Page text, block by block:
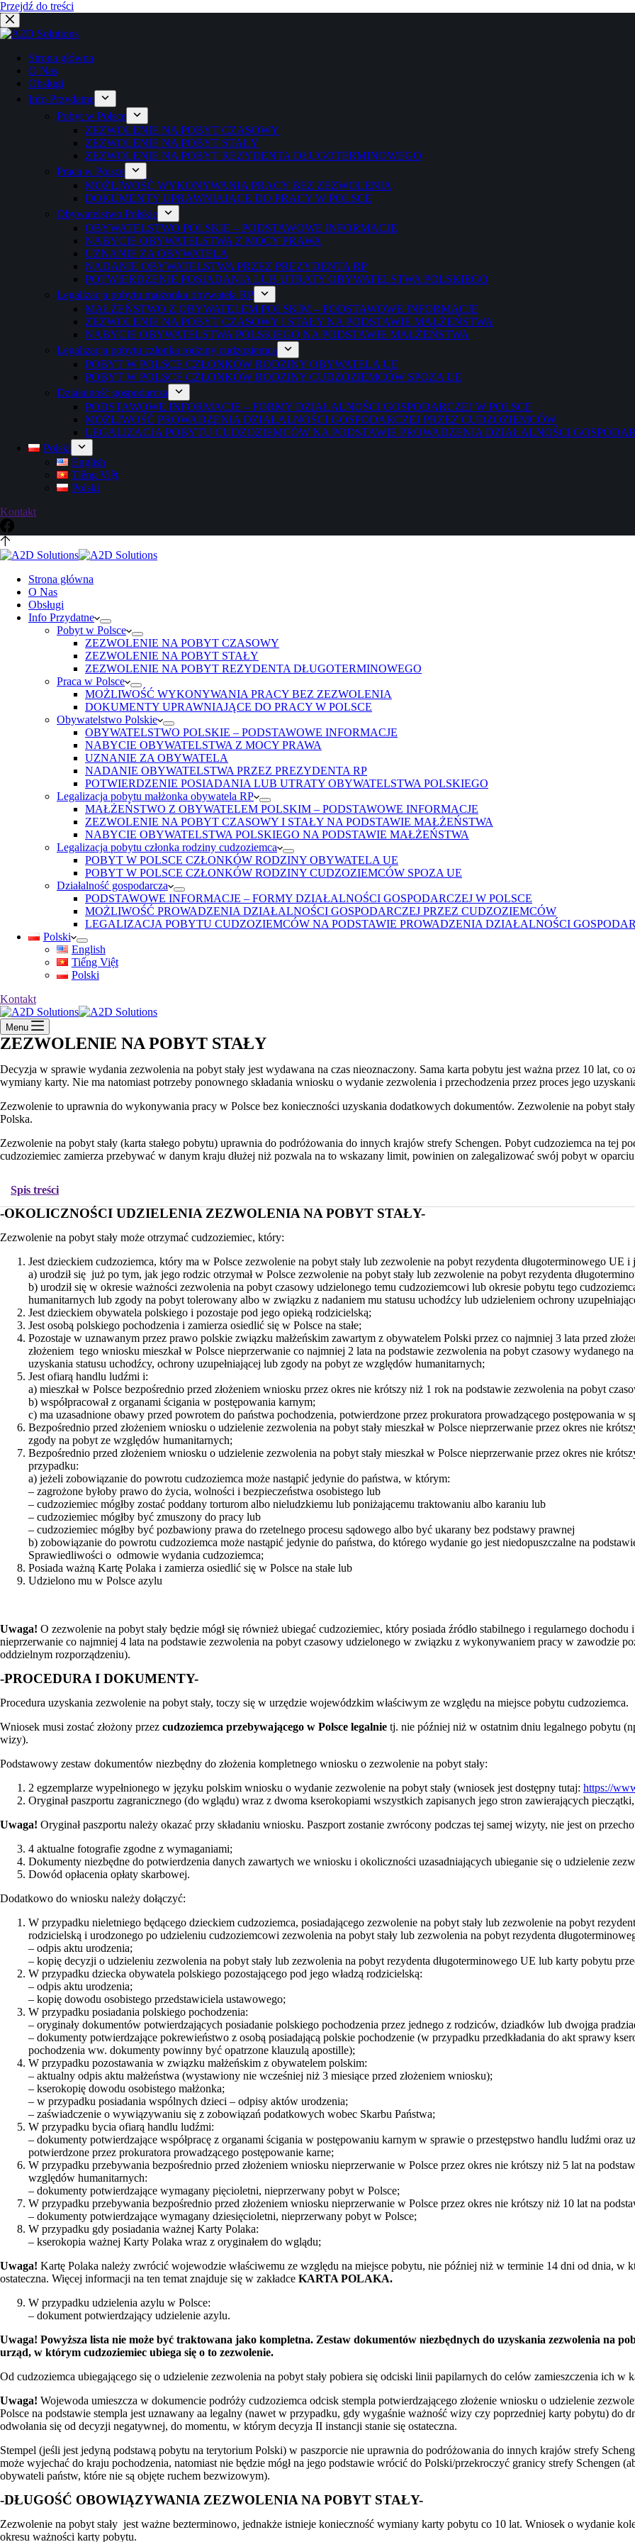
Przejdź do treści
Strona główna
O Nas
Obsługi
Info Przydatne
Pobyt w Polsce
ZEZWOLENIE NA POBYT CZASOWY
ZEZWOLENIE NA POBYT STAŁY
ZEZWOLENIE NA POBYT REZYDENTA DŁUGOTERMINOWEGO
Praca w Polsce
MOŻLIWOŚĆ WYKONYWANIA PRACY BEZ ZEZWOLENIA
DOKUMENTY UPRAWNIAJĄCE DO PRACY W POLSCE
Obywatelstwo Polskie
OBYWATELSTWO POLSKIE – PODSTAWOWE INFORMACJE
NABYCIE OBYWATELSTWA Z MOCY PRAWA
UZNANIE ZA OBYWATELA
NADANIE OBYWATELSTWA PRZEZ PREZYDENTA RP
POTWIERDZENIE POSIADANIA LUB UTRATY OBYWATELSTWA POLSKIEGO
Legalizacja pobytu małżonka obywatela RP
MAŁŻEŃSTWO Z OBYWATELEM POLSKIM – PODSTAWOWE INFORMACJE
ZEZWOLENIE NA POBYT CZASOWY I STAŁY NA PODSTAWIE MAŁŻEŃSTWA
NABYCIE OBYWATELSTWA POLSKIEGO NA PODSTAWIE MAŁŻEŃSTWA
Legalizacja pobytu członka rodziny cudzoziemca
POBYT W POLSCE CZŁONKÓW RODZINY OBYWATELA UE
POBYT W POLSCE CZŁONKÓW RODZINY CUDZOZIEMCÓW SPOZA UE
Działalność gospodarcza
PODSTAWOWE INFORMACJE – FORMY DZIAŁALNOŚCI GOSPODARCZEJ W POLSCE
MOŻLIWOŚĆ PROWADZENIA DZIAŁALNOŚCI GOSPODARCZEJ PRZEZ CUDZOZIEMCÓW
LEGALIZACJA POBYTU CUDZOZIEMCÓW NA PODSTAWIE PROWADZENIA DZIAŁALNOŚCI
Polski
English
Tiếng Việt
Polski
Kontakt
Strona główna
O Nas
Obsługi
Info Przydatne
Pobyt w Polsce
ZEZWOLENIE NA POBYT CZASOWY
ZEZWOLENIE NA POBYT STAŁY
ZEZWOLENIE NA POBYT REZYDENTA DŁUGOTERMINOWEGO
Praca w Polsce
MOŻLIWOŚĆ WYKONYWANIA PRACY BEZ ZEZWOLENIA
DOKUMENTY UPRAWNIAJĄCE DO PRACY W POLSCE
Obywatelstwo Polskie
OBYWATELSTWO POLSKIE – PODSTAWOWE INFORMACJE
NABYCIE OBYWATELSTWA Z MOCY PRAWA
UZNANIE ZA OBYWATELA
NADANIE OBYWATELSTWA PRZEZ PREZYDENTA RP
POTWIERDZENIE POSIADANIA LUB UTRATY OBYWATELSTWA POLSKIEGO
Legalizacja pobytu małżonka obywatela RP
MAŁŻEŃSTWO Z OBYWATELEM POLSKIM – PODSTAWOWE INFORMACJE
ZEZWOLENIE NA POBYT CZASOWY I STAŁY NA PODSTAWIE MAŁŻEŃSTWA
NABYCIE OBYWATELSTWA POLSKIEGO NA PODSTAWIE MAŁŻEŃSTWA
Legalizacja pobytu członka rodziny cudzoziemca
POBYT W POLSCE CZŁONKÓW RODZINY OBYWATELA UE
POBYT W POLSCE CZŁONKÓW RODZINY CUDZOZIEMCÓW SPOZA UE
Działalność gospodarcza
PODSTAWOWE INFORMACJE – FORMY DZIAŁALNOŚCI GOSPODARCZEJ W POLSCE
MOŻLIWOŚĆ PROWADZENIA DZIAŁALNOŚCI GOSPODARCZEJ PRZEZ CUDZOZIEMCÓW
LEGALIZACJA POBYTU CUDZOZIEMCÓW NA PODSTAWIE PROWADZENIA DZIAŁALNOŚCI
Polski
English
Tiếng Việt
Polski
Kontakt
Menu
ZEZWOLENIE NA POBYT STAŁY
Decyzja w sprawie wydania zezwolenia na pobyt stały jest wydawana na czas nieoznaczony. Sama karta pobytu jest ważna przez 10 lat, co
wymiany karty. Nie ma natomiast potrzeby ponownego składania wniosku o wydanie zezwolenia i przechodzenia przez proces jego
Zezwolenie to uprawnia do wykonywania pracy w Polsce bez konieczności uzyskania dodatkowych dokumentów. Zezwolenie na pobyt
Polska.
Zezwolenie na pobyt stały (karta stałego pobytu) uprawnia do podróżowania do innych krajów strefy Schengen. Pobyt cudzoziemca na tej
cudzoziemiec zamierza przebywać w danym kraju dłużej niż pozwala na to wskazany limit, powinien on zalegalizować swój pobyt w
Spis treści
-OKOLICZNOŚCI UDZIELENIA ZEZWOLENIA NA POBYT STAŁY-
Zezwolenie na pobyt stały może otrzymać cudzoziemiec, który:
Jest dzieckiem cudzoziemca, który ma w Polsce zezwolenie na pobyt stały lub zezwolenie na pobyt rezydenta długoterminowego UE
a) urodził się już po tym, jak jego rodzic otrzymał w Polsce zezwolenie na pobyt stały lub zezwolenie na pobyt rezydenta
b) urodził się w okresie ważności zezwolenia na pobyt czasowy udzielonego temu cudzoziemcowi lub okresie pobytu tego
humanitarnych lub zgody na pobyt tolerowany albo w związku z nadaniem mu statusu uchodźcy lub udzieleniem ochrony
Jest dzieckiem obywatela polskiego i pozostaje pod jego opieką rodzicielską;
Jest osobą polskiego pochodzenia i zamierza osiedlić się w Polsce na stałe;
Pozostaje w uznawanym przez prawo polskie związku małżeńskim zawartym z obywatelem Polski przez co najmniej 3 lata przed
złożeniem tego wniosku mieszkał w Polsce nieprzerwanie co najmniej 2 lata na podstawie zezwolenia na pobyt czasowy wydanego
uzyskania statusu uchodźcy, ochrony uzupełniającej lub zgody na pobyt ze względów humanitarnych;
Jest ofiarą handlu ludźmi i:
a) mieszkał w Polsce bezpośrednio przed złożeniem wniosku przez okres nie krótszy niż 1 rok na podstawie zezwolenia na pobyt
b) współpracował z organami ścigania w postępowania karnym;
c) ma uzasadnione obawy przed powrotem do państwa pochodzenia, potwierdzone przez prokuratora prowadzącego postępowania w
Bezpośrednio przed złożeniem wniosku o udzielenie zezwolenia na pobyt stały mieszkał w Polsce nieprzerwanie przez okres nie
zgody na pobyt ze względów humanitarnych;
Bezpośrednio przed złożeniem wniosku o udzielenie zezwolenia na pobyt stały mieszkał w Polsce nieprzerwanie przez okres nie
przypadku:
a) jeżeli zobowiązanie do powrotu cudzoziemca może nastąpić jedynie do państwa, w którym:
– zagrożone byłoby prawo do życia, wolności i bezpieczeństwa osobistego lub
– cudzoziemiec mógłby zostać poddany torturom albo nieludzkiemu lub poniżającemu traktowaniu albo karaniu lub
– cudzoziemiec mógłby być zmuszony do pracy lub
– cudzoziemiec mógłby być pozbawiony prawa do rzetelnego procesu sądowego albo być ukarany bez podstawy prawnej
b) zobowiązanie do powrotu cudzoziemca może nastąpić jedynie do państwa, do którego wydanie go jest niedopuszczalne na
Sprawiedliwości o odmowie wydania cudzoziemca;
Posiada ważną Kartę Polaka i zamierza osiedlić się w Polsce na stałe lub
Udzielono mu w Polsce azylu
Uwaga! O zezwolenie na pobyt stały będzie mógł się również ubiegać cudzoziemiec, który posiada źródło stabilnego i regularnego
nieprzerwanie co najmniej 4 lata na podstawie zezwolenia na pobyt czasowy udzielonego w związku z wykonywaniem pracy w zawodzie
oddzielnym rozporządzeniu).
-PROCEDURA I DOKUMENTY-
Procedura uzyskania zezwolenie na pobyt stały, toczy się w urzędzie wojewódzkim właściwym ze względu na miejsce pobytu cudzoziemca.
Wniosek musi zostać złożony przez cudzoziemca przebywającego w Polsce legalnie tj. nie później niż w ostatnim dniu legalnego pobytu
wizy).
Podstawowy zestaw dokumentów niezbędny do złożenia kompletnego wniosku o zezwolenie na pobyt stały:
2 egzemplarze wypełnionego w języku polskim wniosku o wydanie zezwolenie na pobyt stały (wniosek jest dostępny tutaj: https://
Oryginał paszportu zagranicznego (do wglądu) wraz z dwoma kserokopiami wszystkich zapisanych jego stron zawierających
Uwaga! Oryginał paszportu należy okazać przy składaniu wniosku. Paszport zostanie zwrócony podczas tej samej wizyty, nie jest on
4 aktualne fotografie zgodne z wymaganiami;
Dokumenty niezbędne do potwierdzenia danych zawartych we wniosku i okoliczności uzasadniających ubieganie się o udzielenie
Dowód opłacenia opłaty skarbowej.
Dodatkowo do wniosku należy dołączyć:
W przypadku nieletniego będącego dzieckiem cudzoziemca, posiadającego zezwolenie na pobyt stały lub zezwolenie na pobyt
rodzicielską i urodzonego po udzieleniu cudzoziemcowi zezwolenia na pobyt stały lub zezwolenia na pobyt rezydenta
– odpis aktu urodzenia;
– kopię decyzji o udzieleniu zezwolenia na pobyt stały lub zezwolenia na pobyt rezydenta długoterminowego UE lub karty pobytu
W przypadku dziecka obywatela polskiego pozostającego pod jego władzą rodzicielską:
– odpis aktu urodzenia;
– kopię dowodu osobistego przedstawiciela ustawowego;
W przypadku posiadania polskiego pochodzenia:
– oryginały dokumentów potwierdzających posiadanie polskiego pochodzenia przez jednego z rodziców, dziadków lub dwojga
– dokumenty potwierdzające pokrewieństwo z osobą posiadającą polskie pochodzenie (w przypadku przedkładania do akt sprawy
pochodzenia ww. dokumenty powinny być opatrzone klauzulą apostille);
W przypadku pozostawania w związku małżeńskim z obywatelem polskim:
– aktualny odpis aktu małżeństwa (wystawiony nie wcześniej niż 3 miesiące przed złożeniem wniosku);
– kserokopię dowodu osobistego małżonka;
– w przypadku posiadania wspólnych dzieci – odpisy aktów urodzenia;
– zaświadczenie o wywiązywaniu się z zobowiązań podatkowych wobec Skarbu Państwa;
W przypadku bycia ofiarą handlu ludźmi:
– dokumenty potwierdzające współpracę z organami ścigania w postępowaniu karnym w sprawie o przestępstwo handlu ludźmi oraz
potwierdzone przez prokuratora prowadzącego postępowanie karne;
W przypadku przebywania bezpośrednio przed złożeniem wniosku nieprzerwanie w Polsce przez okres nie krótszy niż 5 lat na
względów humanitarnych:
– dokumenty potwierdzające wymagany pięcioletni, nieprzerwany pobyt w Polsce;
W przypadku przebywania bezpośrednio przed złożeniem wniosku nieprzerwanie w Polsce przez okres nie krótszy niż 10 lat na
– dokumenty potwierdzające wymagany dziesięcioletni, nieprzerwany pobyt w Polsce;
W przypadku gdy posiadania ważnej Karty Polaka:
– kserokopia ważnej Karty Polaka wraz z oryginałem do wglądu;
Uwaga! Kartę Polaka należy zwrócić wojewodzie właściwemu ze względu na miejsce pobytu, nie później niż w terminie 14 dni od dnia, w
ostateczna. Więcej informacji na ten temat znajduje się w zakładce KARTA POLAKA.
W przypadku udzielenia azylu w Polsce:
– dokument potwierdzający udzielenie azylu.
Uwaga! Powyższa lista nie może być traktowana jako kompletna. Zestaw dokumentów niezbędnych do uzyskania zezwolenia na
urząd, w którym cudzoziemiec ubiega się o to zezwolenie.
Od cudzoziemca ubiegającego się o udzielenie zezwolenia na pobyt stały pobiera się odciski linii papilarnych do celów zamieszczenia ich w
Uwaga! Wojewoda umieszcza w dokumencie podróży cudzoziemca odcisk stempla potwierdzającego złożenie wniosku o udzielenie
Polsce na podstawie stempla jest uznawany aa legalny (nawet w przypadku, gdy wygaśnie ważność wizy czy poprzedniej karty pobytu) do
odwołania się od decyzji negatywnej, do momentu, w którym decyzja II instancji stanie się ostateczna.
Stempel (jeśli jest jedyną podstawą pobytu na terytorium Polski) w paszporcie nie uprawnia do podróżowania do innych krajów strefy
może wyjechać do kraju pochodzenia, natomiast nie będzie mógł na jego podstawie wrócić do Polski/przekroczyć granicy strefy Schengen
obywateli państw, które nie są objęte ruchem bezwizowym).
-DŁUGOŚĆ OBOWIĄZYWANIA ZEZWOLENIA NA POBYT STAŁY-
Zezwolenie na pobyt stały jest ważne bezterminowo, jednakże istnieje konieczność wymiany karty pobytu co 10 lat. Wniosek o wydanie
okresu ważności karty pobytu.